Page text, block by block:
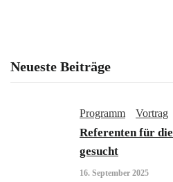
Neueste Beiträge
Programm Vortrag
Referenten für
gesucht
16. September 2025